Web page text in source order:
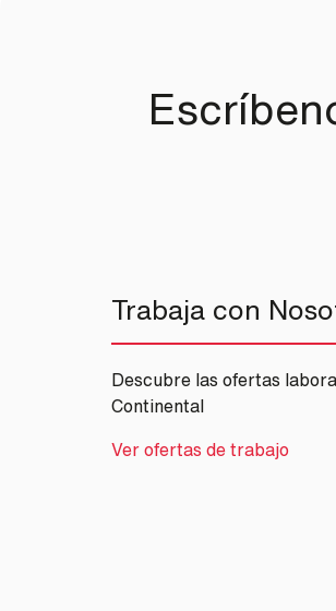
Trabaja con
Descubre las ofertas
Continental
Ver ofertas de trabajo